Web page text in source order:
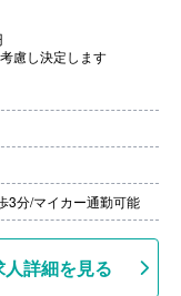
慮し決定します
社業績、各個人実績に
月/年）
3分/マイカー通勤可能
人詳細を見る